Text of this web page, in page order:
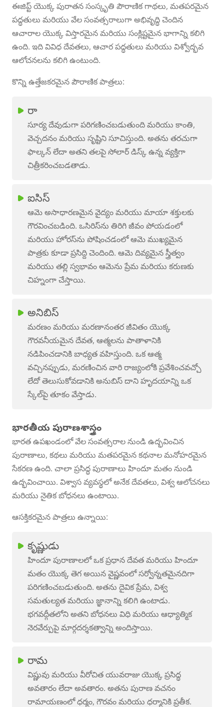
ఈజిప్ట్ యొక్క పురాతన సంస్కృతి పౌరాణిక గాథలు, మతపరమైన
పద్ధతులు మరియు వేల సంవత్సరాలుగా అభివృద్ధి చెందిన
ఆచారాల యొక్క విస్తారమైన మరియు సంక్లిష్టమైన భాగాన్ని కలిగి
ఉంది. ఇది వివిధ దేవతలు, ఆచార పద్ధతులు మరియు విశ్వోద్భవ
ఆలోచనలను కలిగి ఉంటుంది.
కొన్ని ఉత్తేజకరమైన పౌరాణిక పాత్రలు:
రా
సూర్య దేవుడుగా పరిగణించబడుతుంది మరియు కాంతి,
వెచ్చదనం మరియు సృష్టిని సూచిస్తుంది. అతను తరచుగా
ఫాల్కన్ లేదా అతని తలపై సోలార్ డిస్క్ ఉన్న వ్యక్తిగా
చిత్రీకరించబడతాడు.
ఐసిస్
ఆమె అసాధారణమైన వైద్యం మరియు మాయా శక్తులకు
గౌరవించబడింది. ఒసిరిస్‌ను తిరిగి జీవం పోయడంలో
మరియు హోరస్‌ను పోషించడంలో ఆమె ముఖ్యమైన
పాత్రకు కూడా ప్రసిద్ది చెందింది. ఆమె దివ్యమైన స్త్రీత్వం
మరియు తల్లి స్వభావం ఆమెను ప్రేమ మరియు కరుణకు
చిహ్నంగా చేస్తాయి.
అనిబిస్
మరణం మరియు మరణానంతర జీవితం యొక్క
గౌరవనీయమైన దేవత, ఆత్మలను పాతాళానికి
నడిపించడానికి బాధ్యత వహిస్తుంది. ఒక ఆత్మ
వచ్చినప్పుడు, మరణించిన వారి రాజ్యంలోకి ప్రవేశించవచ్చో
లేదో తెలుసుకోవడానికి అనుబిస్ దాని హృదయాన్ని ఒక
స్కేల్‌పై తూకం వేస్తాడు.
భారతీయ పురాణశాస్త్రం
భారత ఉపఖండంలో వేల సంవత్సరాల నుండి ఉద్భవించిన
పురాణాలు, కథలు మరియు మతపరమైన కథనాల మనోహరమైన
సేకరణ ఉంది. చాలా ప్రసిద్ధ పురాణాలు హిందూ మతం నుండి
ఉద్భవించాయి. విశ్వాస వ్యవస్థలో అనేక దేవతలు, విశ్వ ఆలోచనలు
మరియు నైతిక బోధనలు ఉంటాయి.
ఆసక్తికరమైన పాత్రలు ఉన్నాయి:
కృష్ణుడు
హిందూ పురాణాలలో ఒక ప్రధాన దేవత మరియు హిందూ
మతం యొక్క తెగ అయిన వైష్ణవంలో సర్వోన్నతమైనదిగా
పరిగణించబడుతుంది. అతను దైవిక ప్రేమ, విశ్వ
సమతుల్యత మరియు జ్ఞానాన్ని కలిగి ఉంటాడు.
భగవద్గీతలోని అతని బోధనలు విధి మరియు ఆధ్యాత్మిక
నెరవేర్పుపై మార్గదర్శకత్వాన్ని అందిస్తాయి.
రామ
విష్ణువు మరియు వీరోచిత యువరాజు యొక్క ప్రసిద్ధ
అవతారం లేదా అవతారం. అతను పురాణ వచనం
రామాయణంలో ధర్మం, గౌరవం మరియు ధర్మానికి ప్రతీక.